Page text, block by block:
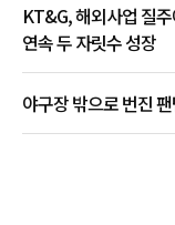
KT&G, 해외사업 질
연속 두 자릿수 성장
야구장 밖으로 번진